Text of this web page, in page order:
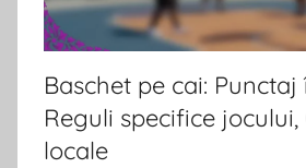
Baschet pe cai:
Reguli specifice
locale